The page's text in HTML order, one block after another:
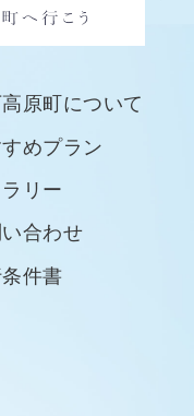
原町について
めプラン
リー
合わせ
件書